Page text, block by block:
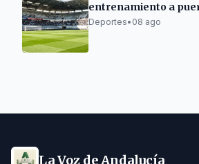
entrenamiento a
Arcángel
Deportes• 08 ago
La Voz de Andalucía